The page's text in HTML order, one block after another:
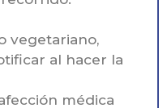
vegetariano,
al hacer la
médica